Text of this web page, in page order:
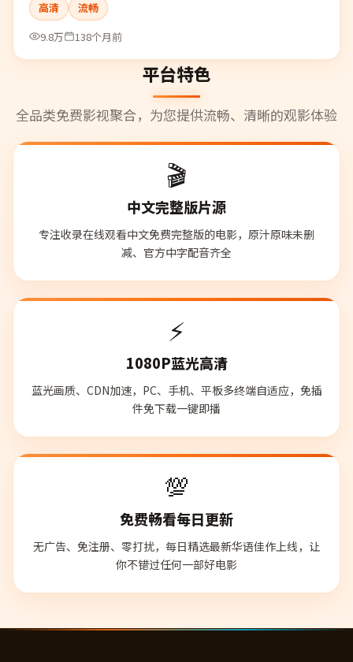
高清
流畅
9.8万
138个月前
平台特色
全品类免费影视聚合，为您提供流畅、清晰的观影体验
🎬
中文完整版片源
专注收录在线观看中文免费完整版的电影，原汁原味未删
减、官方中字配音齐全
⚡
1080P蓝光高清
蓝光画质、CDN加速，PC、手机、平板多终端自适应，免插
件免下载一键即播
💯
免费畅看每日更新
无广告、免注册、零打扰，每日精选最新华语佳作上线，让
你不错过任何一部好电影